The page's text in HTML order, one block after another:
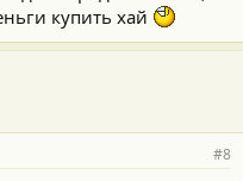
купить хай
#8